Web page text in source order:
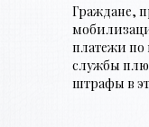
Граждане,
платежи по
службы
штрафы в